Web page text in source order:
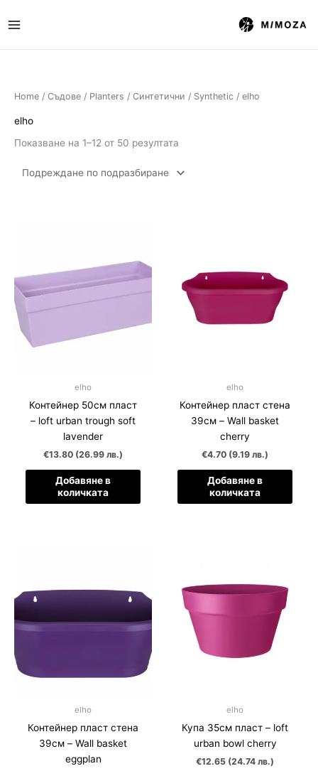
to
Home / Съдове / Planters / Синтетични / Synthetic / elho
elho
Показване на 1–12 от 50 резултата
elho
Контейнер 50см пласт
– loft urban trough soft
lavender
€13.80 (26.99 лв.)
Добавяне в
количката
elho
Контейнер пласт стена
39см – Wall basket
cherry
€4.70 (9.19 лв.)
Добавяне в
количката
elho
Контейнер пласт стена
39см – Wall basket
eggplan
elho
Купа 35см пласт – loft
urban bowl cherry
€12.65 (24.74 лв.)